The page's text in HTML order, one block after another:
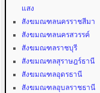
แสง
สังฆมณฑลนครราชสีมา
สังฆมณฑลนครสวรรค์
สังฆมณฑลราชบุรี
สังฆมณฑลสุราษฎร์ธานี
สังฆมณฑลอุดรธานี
สังฆมณฑลอุบลราชธานี